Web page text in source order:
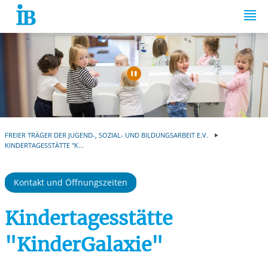
Springe zum Inhalt
Automatische
FREIER TRÄGER DER JUGEND-, SOZIAL- UND BILDUNGSARBEIT E.V.
KINDERTAGESSTÄTTE "K...
Kontakt und Öffnungszeiten
Kindertagesstätte
"KinderGalaxie"